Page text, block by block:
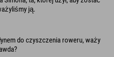
ją.
do czyszczenia roweru, waży